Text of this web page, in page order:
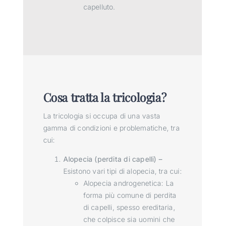
capelluto.
Cosa tratta la tricologia?
La tricologia si occupa di una vasta
gamma di condizioni e problematiche, tra
cui:
Alopecia (perdita di capelli) –
Esistono vari tipi di alopecia, tra cui:
Alopecia androgenetica: La
forma più comune di perdita
di capelli, spesso ereditaria,
che colpisce sia uomini che